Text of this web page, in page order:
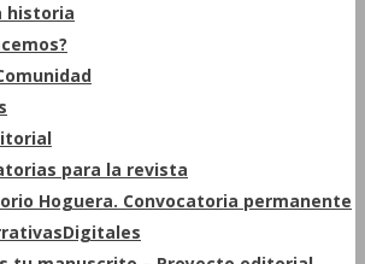
historia
para la revista
Hoguera. Convocatoria permanente